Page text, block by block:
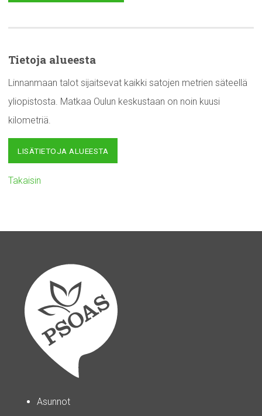
Tietoja alueesta
Linnanmaan talot sijaitsevat kaikki satojen metrien säteellä
yliopistosta. Matkaa Oulun keskustaan on noin kuusi
kilometriä.
LISÄTIETOJA ALUEESTA
Takaisin
Asunnot